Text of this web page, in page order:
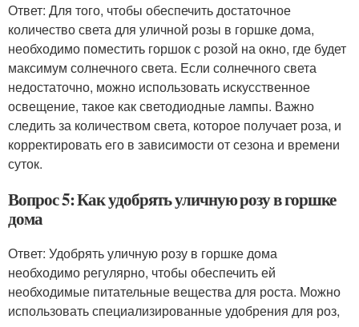
Ответ: Для того, чтобы обеспечить достаточное
количество света для уличной розы в горшке дома,
необходимо поместить горшок с розой на окно, где будет
максимум солнечного света. Если солнечного света
недостаточно, можно использовать искусственное
освещение, такое как светодиодные лампы. Важно
следить за количеством света, которое получает роза, и
корректировать его в зависимости от сезона и времени
суток.
Вопрос 5: Как удобрять уличную розу в горшке
дома
Ответ: Удобрять уличную розу в горшке дома
необходимо регулярно, чтобы обеспечить ей
необходимые питательные вещества для роста. Можно
использовать специализированные удобрения для роз,